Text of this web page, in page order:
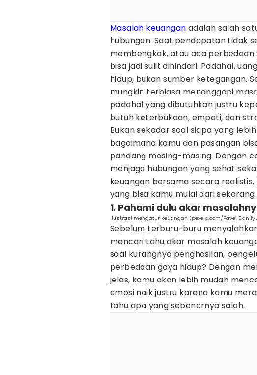
Masalah keuangan adalah salah
hubungan. Saat pendapatan tidak
membengkak, atau ada
bisa jadi sulit dihindari. Padahal,
hidup, bukan sumber ketegangan.
mungkin terbiasa menanggapi
padahal yang dibutuhkan justru
butuh keterbukaan, empati, dan
Bukan sekadar soal siapa yang
bagaimana kamu dan pasangan
pandang masing-masing. Dengan
menjaga hubungan yang sehat
keuangan bersama secara
yang bisa kamu mulai dari sekarang.
1. Pahami dulu akar
ilustrasi mengatur keuangan (pexels.com/Pavel
Sebelum terburu-buru
mencari tahu akar masalah
soal kurangnya penghasilan,
perbedaan gaya hidup? Dengan
jelas, kamu akan lebih mudah
emosi naik justru karena kamu
tahu apa yang sebenarnya salah.